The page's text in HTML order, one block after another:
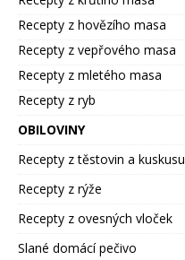
Recepty z hovězího masa
Recepty z vepřového masa
Recepty z mletého masa
Recepty z ryb
OBILOVINY
Recepty z těstovin a kuskusu
Recepty z rýže
Recepty z ovesných vloček
Slané domácí pečivo